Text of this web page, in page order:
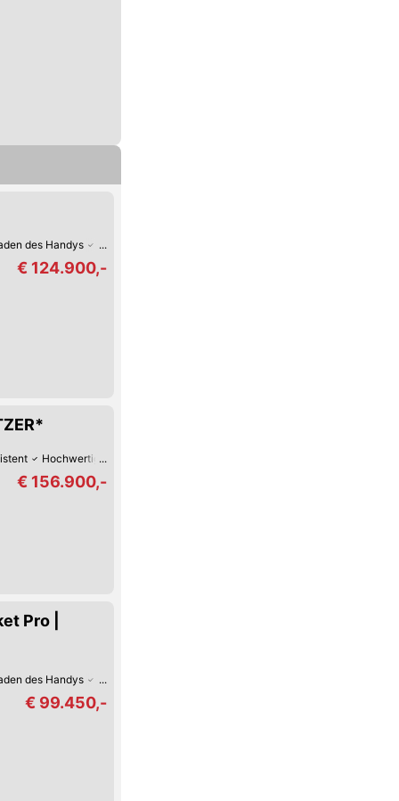
des Handys WiFi-/WLAN-Hotspot
€ 124.900,-
Hochwertiges Sound-System
€ 156.900,-
Pro |
des Handys Apple CarPlay
€ 99.450,-